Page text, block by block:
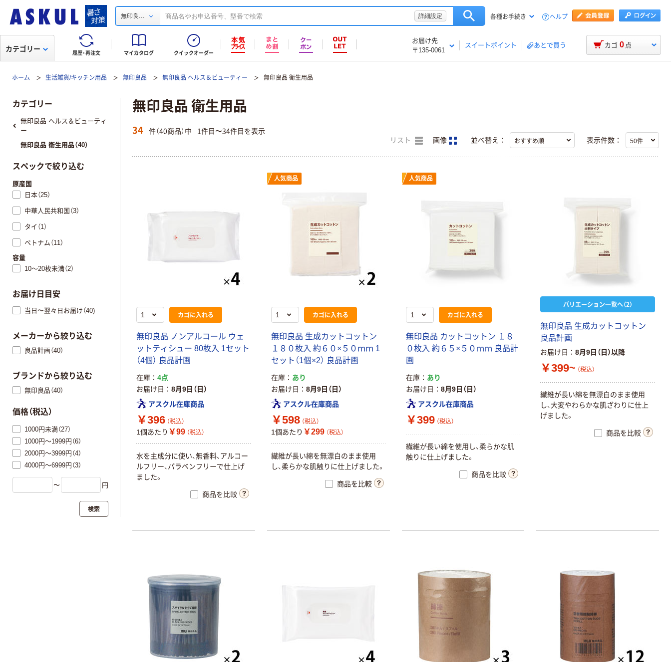
無印良 ... 詳細設定 各種お手続き ヘルプ
履歴・再注文 マイカタログ クイックオーダー
お届け先
〒135-0061
スイートポイント あとで買う
カテゴリー カゴ 0 点
ホーム 生活雑貨/キッチン用品 無印良品 無印良品 ヘルス＆ビューティー 無印良品 衛生用品
無印良品 衛生用品
34 件（40商品）中 1件目〜34件目を表示
リスト 画像 並べ替え： 表示件数：
カゴに入れる
無印良品 ノンアルコール ウェ
ットティシュー 80枚入 1セット
（4個） 良品計画
在庫
4点
お届け日
8月9日（日）
アスクル在庫商品
￥396 （税込）
1個あたり ￥99 （税込）
水を主成分に使い、無香料、アルコー
ルフリー、パラベンフリーで仕上げ
ました。
商品を比較
人気商品
カゴに入れる
無印良品 生成カットコットン
１８０枚入 約６０×５０ｍｍ 1
セット（1個×2） 良品計画
在庫
あり
お届け日
8月9日（日）
アスクル在庫商品
￥598 （税込）
1個あたり ￥299 （税込）
繊維が長い綿を無漂白のまま使用
し、柔らかな肌触りに仕上げました。
商品を比較
人気商品
カゴに入れる
無印良品 カットコットン １８
０枚入 約６５×５０ｍｍ 良品計
画
在庫
あり
お届け日
8月9日（日）
アスクル在庫商品
￥399 （税込）
繊維が長い綿を使用し、柔らかな肌
触りに仕上げました。
商品を比較
バリエーション一覧へ（2）
無印良品 生成カットコットン
良品計画
お届け日 8月9日（日）以降
￥399~ （税込）
繊維が長い綿を無漂白のまま使用
し、大変やわらかな肌ざわりに仕上
げました。
商品を比較
カテゴリー
無印良品 ヘルス＆ビューティ
ー
無印良品 衛生用品（40）
スペックで絞り込む
原産国
日本（25）
中華人民共和国（3）
タイ（1）
ベトナム（11）
容量
10～20枚未満（2）
お届け日目安
当日〜翌々日お届け（40)
メーカーから絞り込む
良品計画（40）
ブランドから絞り込む
無印良品（40）
価格（税込）
1000円未満（27）
1000円～1999円（6）
2000円～3999円（4）
4000円～6999円（3）
〜 円
検索